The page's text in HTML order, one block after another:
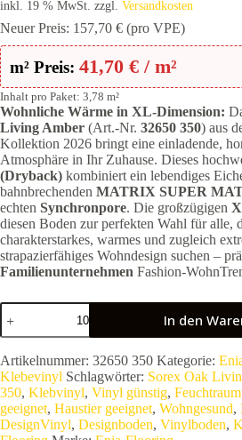
inkl. 19 % MwSt. zzgl. Versandkosten
Neuer Preis: 157,70 € (pro VPE)
m² Preis: 41,70 € / m²
Inhalt pro Paket: 3,78 m²
Wohnliche Wärme in XL-Dimension:
Living Amber (Art.-Nr. 32650 350) aus
Kollektion 2026 bringt eine einladende,
Atmosphäre in Ihr Zuhause. Dieses
(Dryback) kombiniert ein lebendiges
bahnbrechenden MATRIX SUPER
echten Synchronpore. Die großzügigen
diesen Boden zur perfekten Wahl für alle,
charakterstarkes, warmes und zugleich
strapazierfähiges Wohndesign suchen –
Familienunternehmen Fashion-
Enia
Sorex
Oak
Living
Amber
32650
350
|
Klebe-
In den
Artikelnummer: 32650 350 Kategorie:
Klebevinyl Schlagwörter: Sorex Oak
350, Klebvinyl, Vinyl günstig,
geeignet, Haustier geeignet, Wohngesund,
DesignVinyl, Designboden, Vinylboden,